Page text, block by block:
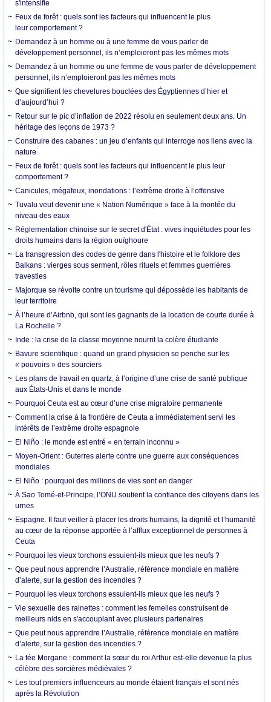
s'intensifie
Feux de forêt : quels sont les facteurs qui influencent le plus
leur comportement ?
Demandez à un homme ou à une femme de vous parler de
développement personnel, ils n’emploieront pas les mêmes mots
Demandez à un homme ou une femme de vous parler de développement
personnel, ils n’emploieront pas les mêmes mots
Que signifient les chevelures bouclées des Égyptiennes d’hier et
d’aujourd’hui ?
Retour sur le pic d’inflation de 2022 résolu en seulement deux ans. Un
héritage des leçons de 1973 ?
Construire des cabanes : un jeu d’enfants qui interroge nos liens avec la
nature
Feux de forêt : quels sont les facteurs qui influencent le plus leur
comportement ?
Canicules, mégafeux, inondations : l’extrême droite à l’offensive
Tuvalu veut devenir une « Nation Numérique » face à la montée du
niveau des eaux
Réglementation chinoise sur le secret d'État : vives inquiétudes pour les
droits humains dans la région ouïghoure
La transgression des codes de genre dans l'histoire et le folklore des
Balkans : vierges sous serment, rôles rituels et femmes guerrières
travesties
Majorque se révolte contre un tourisme qui dépossède les habitants de
leur territoire
À l’heure d’Airbnb, qui sont les gagnants de la location de courte durée à
La Rochelle ?
Inde : la crise de la classe moyenne nourrit la colère étudiante
Bavure scientifique : quand un grand physicien se penche sur les
« pouvoirs » des sourciers
Les plans de travail en quartz, à l’origine d’une crise de santé publique
aux États-Unis et dans le monde
Pourquoi Ceuta est au cœur d’une crise migratoire permanente
Comment la crise à la frontière de Ceuta a immédiatement servi les
intérêts de l’extrême droite espagnole
El Niño : le monde est entré « en terrain inconnu »
Moyen-Orient : Guterres alerte contre une guerre aux conséquences
mondiales
El Niño : pourquoi des millions de vies sont en danger
À Sao Tomé-et-Principe, l’ONU soutient la confiance des citoyens dans les
urnes
Espagne. Il faut veiller à placer les droits humains, la dignité et l’humanité
au cœur de la réponse apportée à l’afflux exceptionnel de personnes à
Ceuta
Pourquoi les vieux torchons essuient-ils mieux que les neufs ?
Que peut nous apprendre l’Australie, référence mondiale en matière
d’alerte, sur la gestion des incendies ?
Pourquoi les vieux torchons essuient-ils mieux que les neufs ?
Vie sexuelle des rainettes : comment les femelles construisent de
meilleurs nids en s'accouplant avec plusieurs partenaires
Que peut nous apprendre l’Australie, référence mondiale en matière
d’alerte, sur la gestion des incendies ?
La fée Morgane : comment la sœur du roi Arthur est-elle devenue la plus
célèbre des sorcières médiévales ?
Les tout premiers influenceurs au monde étaient français et sont nés
après la Révolution